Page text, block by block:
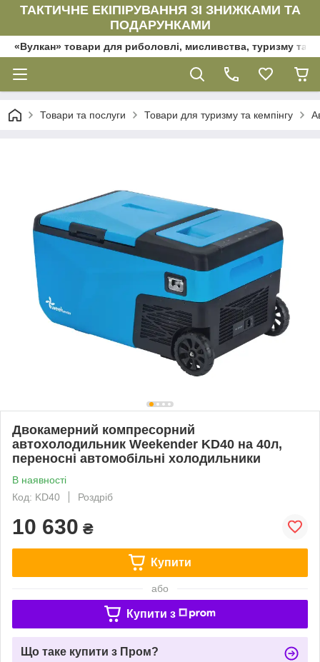
ТАКТИЧНЕ ЕКІПІРУВАННЯ ЗІ ЗНИЖКАМИ ТА
ПОДАРУНКАМИ
«Вулкан» товари для риболовлі, мисливства, туризму та
Товари та послуги Товари для туризму та кемпінгу
Двокамерний компресорний
автохолодильник Weekender KD40 на 40л,
переносні автомобільні холодильники
В наявності
Код: KD40
Роздріб
10 630 ₴
Купити
або
Купити з
Що таке купити з Пром?